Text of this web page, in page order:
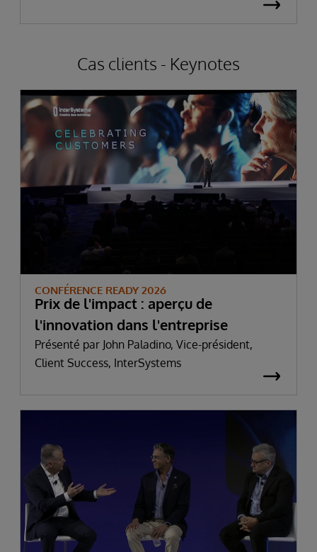
Cas clients - Keynotes
CONFÉRENCE READY 2026
Prix de l'impact : aperçu de
l'innovation dans l'entreprise
Présenté par John Paladino, Vice-président,
Client Success, InterSystems